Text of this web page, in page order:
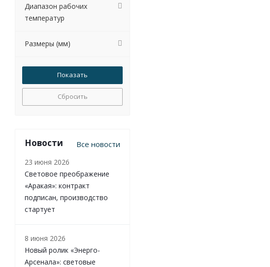
Диапазон рабочих
температур
Размеры (мм)
Сбросить
Новости Все новости
23 июня 2026
Световое преображение
«Аракая»: контракт
подписан, производство
стартует
8 июня 2026
Новый ролик «Энерго-
Арсенала»: световые